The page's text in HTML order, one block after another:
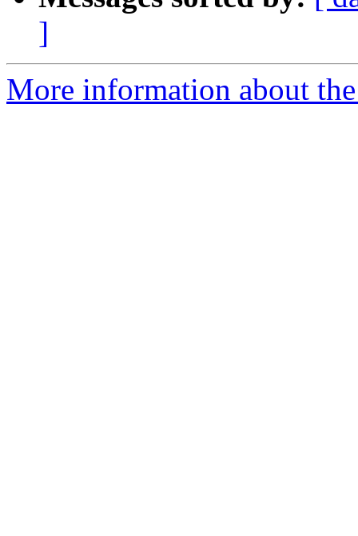
]
More information about